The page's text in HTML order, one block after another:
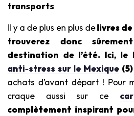
transports
Il y a de plus en plus delivres
trouverez donc
destination de l’été. Ici, le
anti-stress sur le Mexique (5)
achats d’avant départ ! Pour
craque aussi sur ce
complètement inspirant